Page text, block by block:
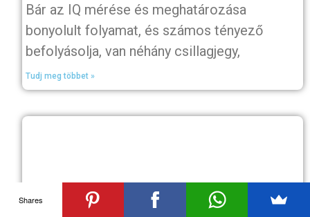
Bár az IQ mérése és meghatározása
bonyolult folyamat, és számos tényező
befolyásolja, van néhány csillagjegy,
Tudj meg többet »
Shares